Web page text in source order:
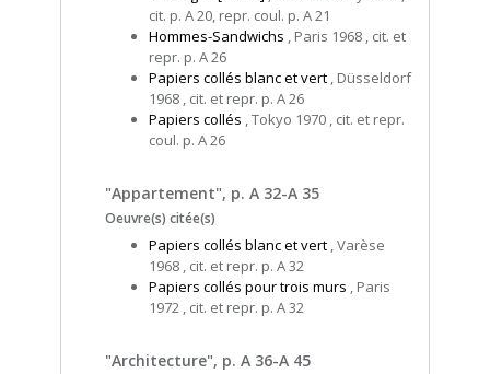
cit. p. A 20, repr. coul. p. A 21
Hommes-Sandwichs , Paris 1968 , cit. et
repr. p. A 26
Papiers collés blanc et vert , Düsseldorf
1968 , cit. et repr. p. A 26
Papiers collés , Tokyo 1970 , cit. et repr.
coul. p. A 26
"Appartement", p. A 32-A 35
Oeuvre(s) citée(s)
Papiers collés blanc et vert , Varèse
1968 , cit. et repr. p. A 32
Papiers collés pour trois murs , Paris
1972 , cit. et repr. p. A 32
"Architecture", p. A 36-A 45